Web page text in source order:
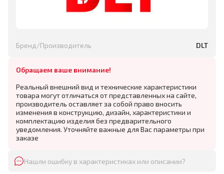
Бренд/Производитель DLT
Обращаем ваше внимание!
Реальный внешний вид и технические характеристики
товара могут отличаться от представленных на сайте,
производитель оставляет за собой право вносить
изменения в конструкцию, дизайн, характеристики и
комплектацию изделия без предварительного
уведомления. Уточняйте важные для Вас параметры при
заказе
Нашли ошибку в характеристиках или описании?